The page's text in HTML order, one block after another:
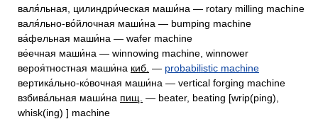
валя́льная, цилиндри́ческая маши́на — rotary milling machine
валя́льно-во́йлочная маши́на — bumping machine
ва́фельная маши́на — wafer machine
ве́ечная маши́на — winnowing machine, winnower
вероя́тностная маши́на киб. — probabilistic machine
вертика́льно-ко́вочная маши́на — vertical forging machine
взбива́льная маши́на пищ. — beater, beating [wrip(ping),
whisk(ing) ] machine